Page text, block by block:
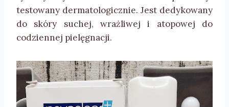
testowany dermatologicznie. Jest dedykowany
do skóry suchej, wrażliwej i atopowej do
codziennej pielęgnacji.